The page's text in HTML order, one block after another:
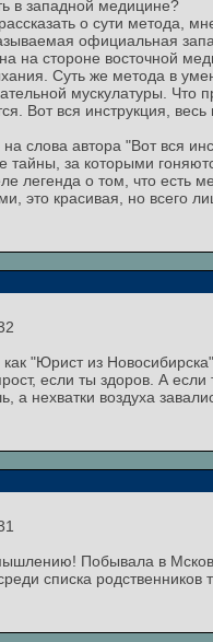
в западной медицине?
о сути метода,
официальная
на стороне восточной
Суть же метода в
мускулатуры. Что
Вот вся инструкция, весь
слова автора "Вот вся
тайны, за которыми
легенда о том, что
это красивая, но всего
"Юрист из
если ты здоров. А
а нехватки воздуха
Побывала в
списка родственников